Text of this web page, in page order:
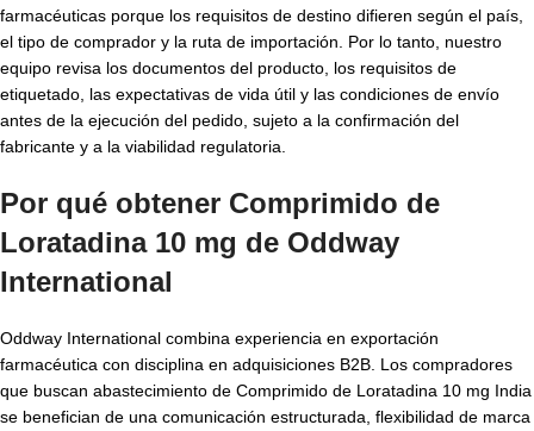
farmacéuticas porque los requisitos de destino difieren según el país,
el tipo de comprador y la ruta de importación. Por lo tanto, nuestro
equipo revisa los documentos del producto, los requisitos de
etiquetado, las expectativas de vida útil y las condiciones de envío
antes de la ejecución del pedido, sujeto a la confirmación del
fabricante y a la viabilidad regulatoria.
Por qué obtener Comprimido de
Loratadina 10 mg de Oddway
International
Oddway International combina experiencia en exportación
farmacéutica con disciplina en adquisiciones B2B. Los compradores
que buscan abastecimiento de Comprimido de Loratadina 10 mg India
se benefician de una comunicación estructurada, flexibilidad de marca